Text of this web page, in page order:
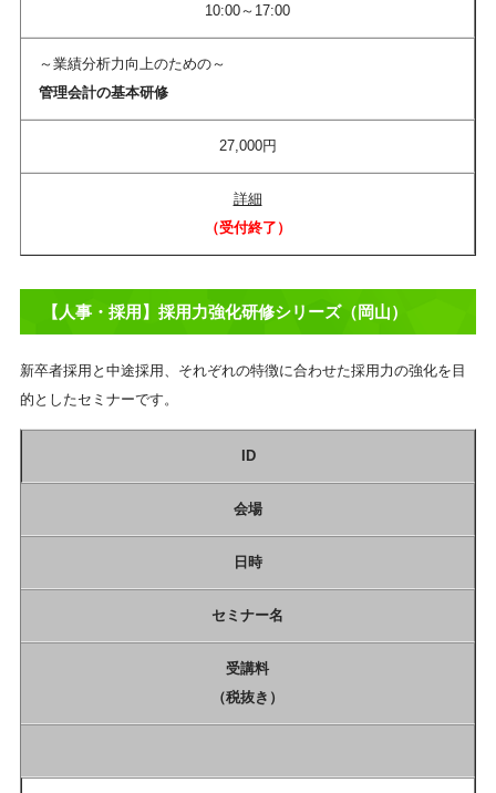
10:00～17:00
～業績分析力向上のための～
管理会計の基本研修
27,000円
詳細
（受付終了）​
【人事・採用】採用力強化研修シリーズ（岡山）
新卒者採用と中途採用、それぞれの特徴に合わせた採用力の強化を目
的としたセミナーです。
ID
会場
日時
セミナー名
受講料
（税抜き）